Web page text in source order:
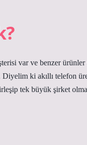
var ve benzer ürünler
ki akıllı telefon
tek büyük şirket